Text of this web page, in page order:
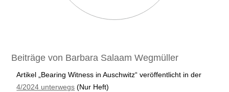
Beiträge von Barbara Salaam Wegmüller
Artikel „Bearing Witness in Auschwitz“ veröffentlicht in der
4/2024 unterwegs (Nur Heft)